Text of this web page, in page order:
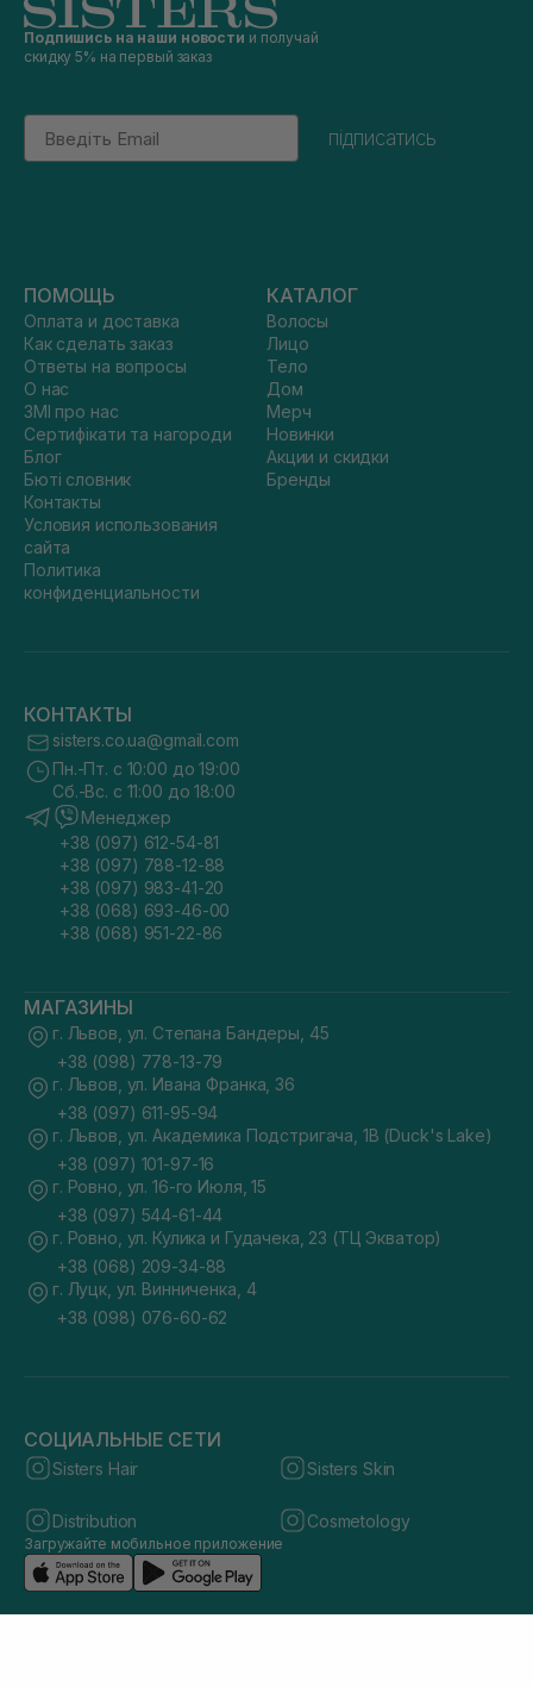
Подпишись на наши новости и получай
скидку 5% на первый заказ
Email
підписатись
ПОМОЩЬ
Оплата и доставка
Как сделать заказ
Ответы на вопросы
О нас
ЗМІ про нас
Сертифікати та нагороди
Блог
Бюті словник
Контакты
Условия использования
сайта
Политика
конфиденциальности
КАТАЛОГ
Волосы
Лицо
Тело
Дом
Мерч
Новинки
Акции и скидки
Бренды
КОНТАКТЫ
sisters.co.ua@gmail.com
Пн.-Пт. с 10:00 до 19:00
Сб.-Вс. с 11:00 до 18:00
Менеджер
+38 (097) 612-54-81
+38 (097) 788-12-88
+38 (097) 983-41-20
+38 (068) 693-46-00
+38 (068) 951-22-86
МАГАЗИНЫ
г. Львов, ул. Степана Бандеры, 45
+38 (098) 778-13-79
г. Львов, ул. Ивана Франка, 36
+38 (097) 611-95-94
г. Львов, ул. Академика Подстригача, 1В (Duck's Lake)
+38 (097) 101-97-16
г. Ровно, ул. 16-го Июля, 15
+38 (097) 544-61-44
г. Ровно, ул. Кулика и Гудачека, 23 (ТЦ Экватор)
+38 (068) 209-34-88
г. Луцк, ул. Винниченка, 4
+38 (098) 076-60-62
СОЦИАЛЬНЫЕ СЕТИ
Sisters Hair Sisters Skin
Distribution Cosmetology
Загружайте мобильное приложение